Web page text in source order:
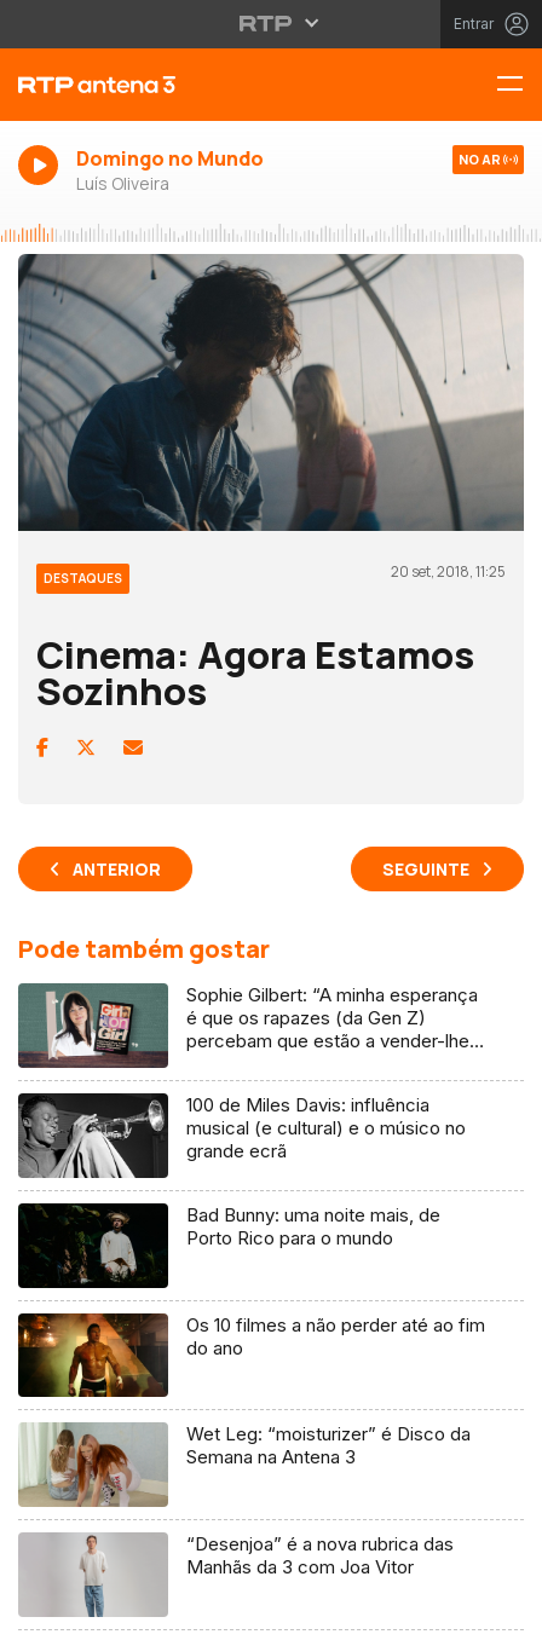
Entrar
Domingo no Mundo
Luís Oliveira
NO AR
DESTAQUES 20 set, 2018, 11:25
Cinema: Agora Estamos
Sozinhos
ANTERIOR SEGUINTE
Pode também gostar
Sophie Gilbert: “A minha esperança
é que os rapazes (da Gen Z)
percebam que estão a vender-lhes
100 de Miles Davis: influência
musical (e cultural) e o músico no
grande ecrã
Bad Bunny: uma noite mais, de
Porto Rico para o mundo
Os 10 filmes a não perder até ao fim
do ano
Wet Leg: “moisturizer” é Disco da
Semana na Antena 3
“Desenjoa” é a nova rubrica das
Manhãs da 3 com Joa Vitor